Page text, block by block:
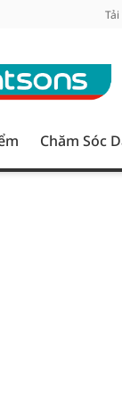
Chăm Sóc